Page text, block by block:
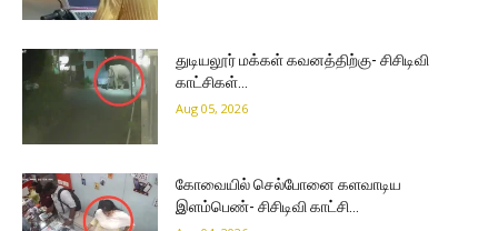
துடியலூர் மக்கள் கவனத்திற்கு- சிசிடிவி
காட்சிகள்…
Aug 05, 2026
கோவையில் செல்போனை களவாடிய
இளம்பெண்- சிசிடிவி காட்சி…